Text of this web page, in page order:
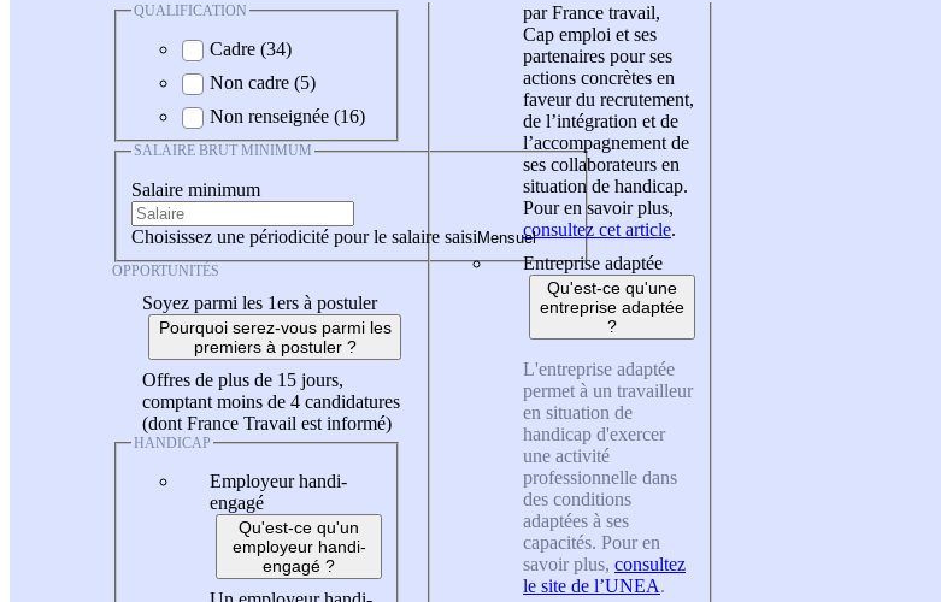
QUALIFICATION
Cadre (34)
Non cadre (5)
Non renseignée (16)
SALAIRE BRUT MINIMUM
Salaire minimum
Choisissez une périodicité pour le salaire saisi
OPPORTUNITÉS
Soyez parmi les 1ers à postuler
Pourquoi serez-vous parmi les
premiers à postuler ?
Offres de plus de 15 jours,
comptant moins de 4 candidatures
(dont France Travail est informé)
HANDICAP
Employeur handi-
engagé
Qu'est-ce qu'un
employeur handi-
engagé ?
par France travail,
Cap emploi et ses
partenaires pour ses
actions concrètes en
faveur du recrutement,
de l’intégration et de
l’accompagnement de
ses collaborateurs en
situation de handicap.
Pour en savoir plus,
consultez cet article.
Entreprise adaptée
Qu'est-ce qu'une
entreprise adaptée
?
L'entreprise adaptée
permet à un travailleur
en situation de
handicap d'exercer
une activité
professionnelle dans
des conditions
adaptées à ses
capacités. Pour en
savoir plus, consultez
le site de l’UNEA.